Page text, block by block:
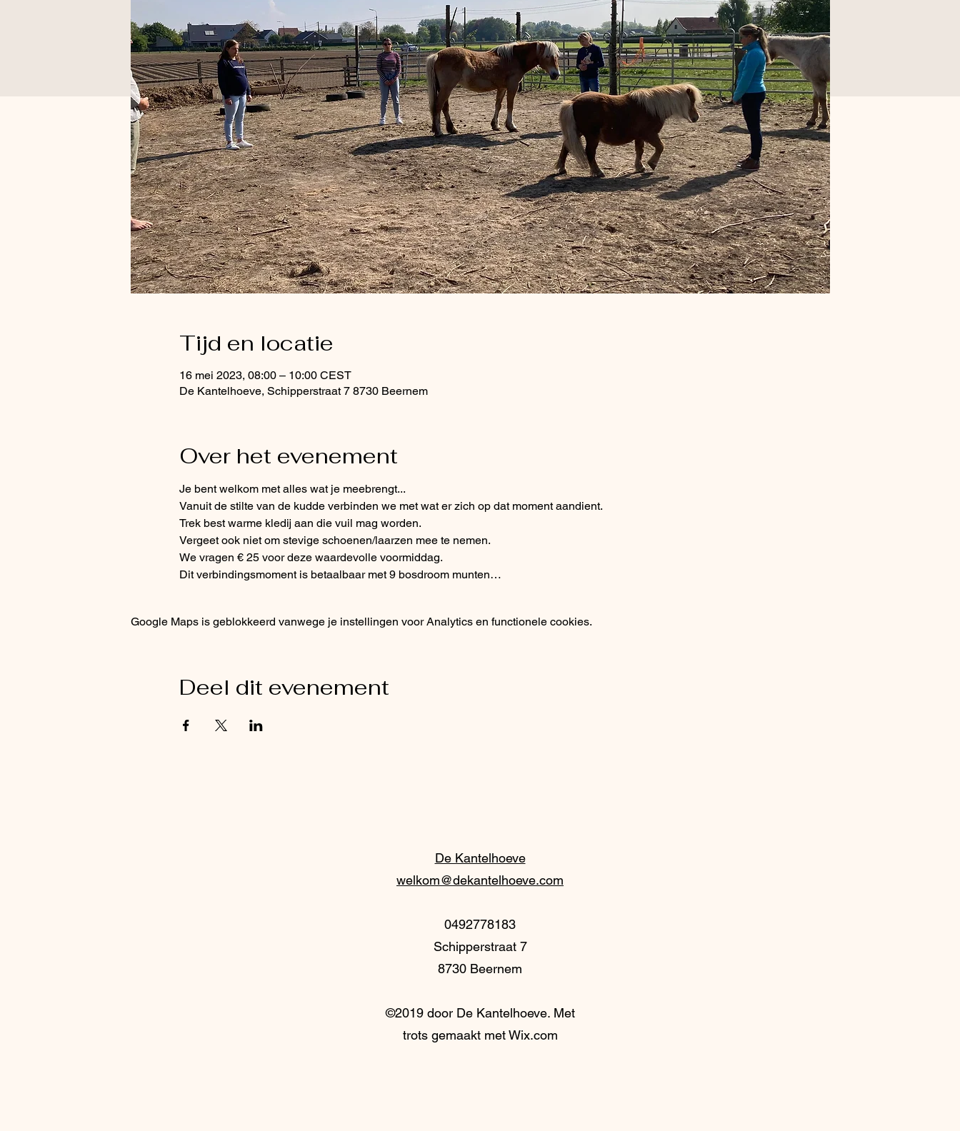
Tijd en locatie
16 mei 2023, 08:00 – 10:00 CEST
De Kantelhoeve, Schipperstraat 7 8730 Beernem
Over het evenement
Je bent welkom met alles wat je meebrengt...
Vanuit de stilte van de kudde verbinden we met wat er zich op dat moment aandient.
Trek best warme kledij aan die vuil mag worden.
Vergeet ook niet om stevige schoenen/laarzen mee te nemen.
We vragen € 25 voor deze waardevolle voormiddag.
Dit verbindingsmoment is betaalbaar met 9 bosdroom munten…
Google Maps is geblokkeerd vanwege je instellingen voor Analytics en functionele cookies.
Deel dit evenement
De Kantelhoeve
welkom@dekantelhoeve.com
0492778183
Schipperstraat 7
8730 Beernem
©2019 door De Kantelhoeve. Met
trots gemaakt met Wix.com